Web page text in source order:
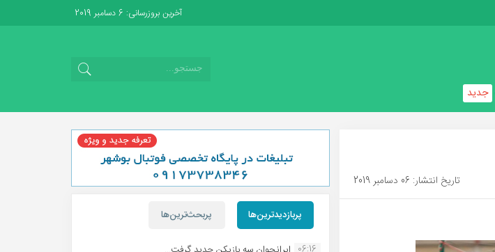
آخرین بروزرسانی: 6 دسامبر 2019
جدید
تاریخ انتشار: 06 دسامبر 2019
پربازدیدترین‌ها پربحث‌ترین‌ها